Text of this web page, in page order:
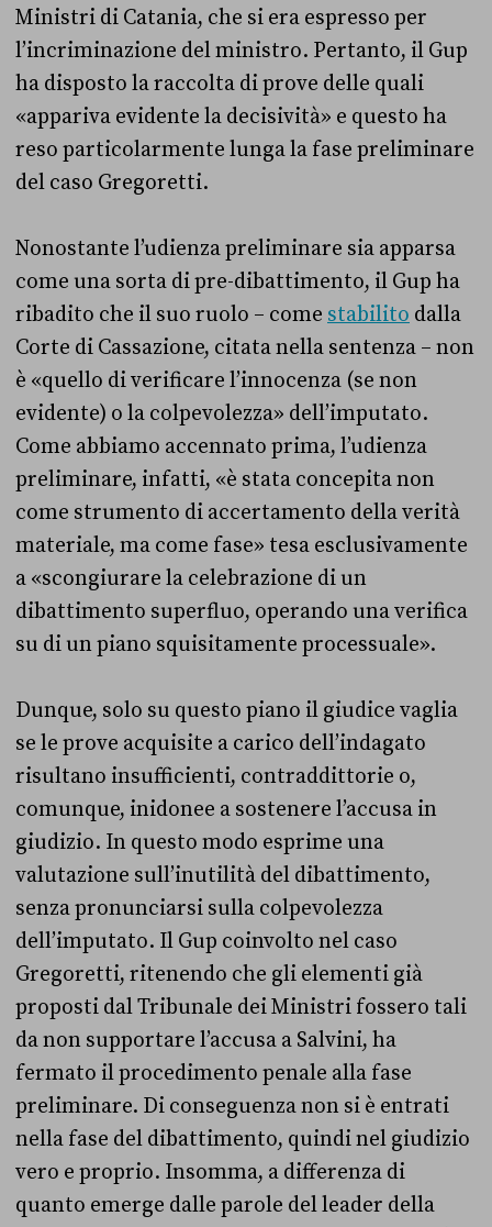
Ministri di Catania, che si era espresso per
l’incriminazione del ministro. Pertanto, il Gup
ha disposto la raccolta di prove delle quali
«appariva evidente la decisività» e questo ha
reso particolarmente lunga la fase preliminare
del caso Gregoretti.
Nonostante l’udienza preliminare sia apparsa
come una sorta di pre-dibattimento, il Gup ha
ribadito che il suo ruolo – come stabilito dalla
Corte di Cassazione, citata nella sentenza – non
è «quello di verificare l’innocenza (se non
evidente) o la colpevolezza» dell’imputato.
Come abbiamo accennato prima, l’udienza
preliminare, infatti, «è stata concepita non
come strumento di accertamento della verità
materiale, ma come fase» tesa esclusivamente
a «scongiurare la celebrazione di un
dibattimento superfluo, operando una verifica
su di un piano squisitamente processuale».
Dunque, solo su questo piano il giudice vaglia
se le prove acquisite a carico dell’indagato
risultano insufficienti, contraddittorie o,
comunque, inidonee a sostenere l’accusa in
giudizio. In questo modo esprime una
valutazione sull’inutilità del dibattimento,
senza pronunciarsi sulla colpevolezza
dell’imputato. Il Gup coinvolto nel caso
Gregoretti, ritenendo che gli elementi già
proposti dal Tribunale dei Ministri fossero tali
da non supportare l’accusa a Salvini, ha
fermato il procedimento penale alla fase
preliminare. Di conseguenza non si è entrati
nella fase del dibattimento, quindi nel giudizio
vero e proprio. Insomma, a differenza di
quanto emerge dalle parole del leader della